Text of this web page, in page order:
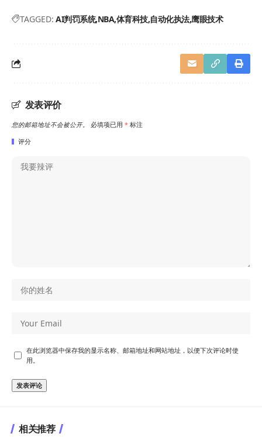
TAGGED: AI判罚系统 NBA 体育科技 自动化执法 鹰眼技术
发表评价
您的邮箱地址不会被公开。 必填项已用 * 标注
评分
在此浏览器中保存我的显示名称、邮箱地址和网站地址，以便下次评论时使
用。
相关推荐